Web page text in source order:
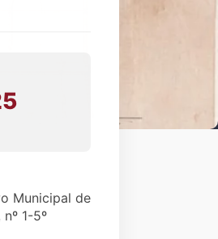
Municipal de
1-5º